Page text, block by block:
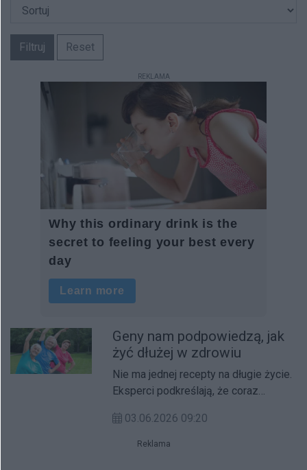
Filtruj Reset
REKLAMA
Geny nam podpowiedzą, jak
żyć dłużej w zdrowiu
Nie ma jednej recepty na długie życie.
Eksperci podkreślają, że coraz
dopasowana do konkretnej osoby.
03.06.2026 09:20
Reklama